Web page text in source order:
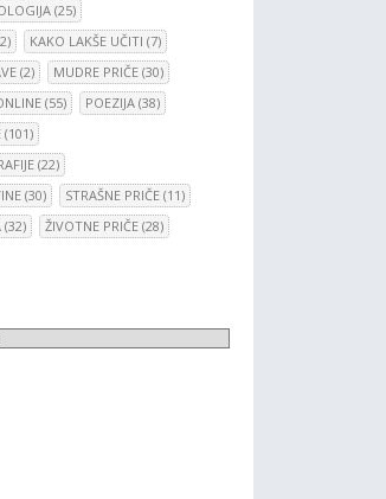
(25)
KAKO LAKŠE UČITI (7)
(2) MUDRE PRIČE (30)
(55) POEZIJA (38)
(101)
(22)
(30) STRAŠNE PRIČE (11)
(32) ŽIVOTNE PRIČE (28)